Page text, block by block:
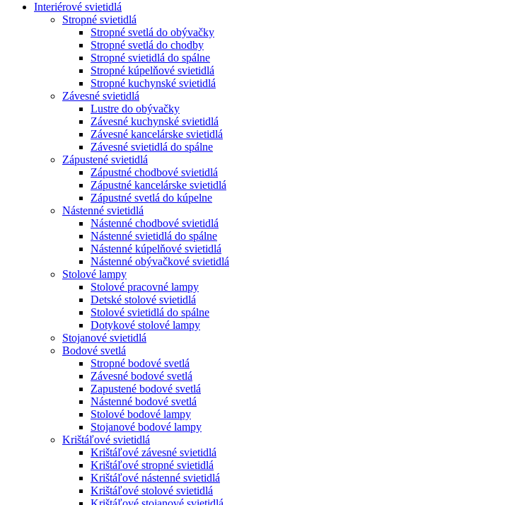
Interiérové svietidlá
Stropné svietidlá
Stropné svetlá do obývačky
Stropné svetlá do chodby
Stropné svietidlá do spálne
Stropné kúpelňové svietidlá
Stropné kuchynské svietidlá
Závesné svietidlá
Lustre do obývačky
Závesné kuchynské svietidlá
Závesné kancelárske svietidlá
Závesné svietidlá do spálne
Zápustené svietidlá
Zápustné chodbové svietidlá
Zápustné kancelárske svietidlá
Zápustné svetlá do kúpelne
Nástenné svietidlá
Nástenné chodbové svietidlá
Nástenné svietidlá do spálne
Nástenné kúpelňové svietidlá
Nástenné obývačkové svietidlá
Stolové lampy
Stolové pracovné lampy
Detské stolové svietidlá
Stolové svietidlá do spálne
Dotykové stolové lampy
Stojanové svietidlá
Bodové svetlá
Stropné bodové svetlá
Závesné bodové svetlá
Zapustené bodové svetlá
Nástenné bodové svetlá
Stolové bodové lampy
Stojanové bodové lampy
Krištáľové svietidlá
Krištáľové závesné svietidlá
Krištáľové stropné svietidlá
Krištáľové nástenné svietidlá
Krištáľové stolové svietidlá